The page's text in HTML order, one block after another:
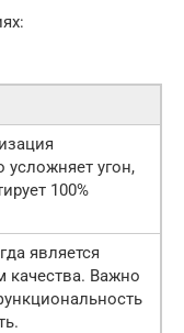
усложняет угон,
100%
является
качества. Важно